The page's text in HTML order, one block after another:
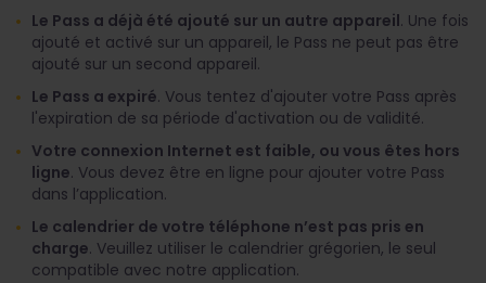
Le Pass a déjà été ajouté sur un autre appareil. Une fois
ajouté et activé sur un appareil, le Pass ne peut pas être
ajouté sur un second appareil.
Le Pass a expiré. Vous tentez d'ajouter votre Pass après
l'expiration de sa période d'activation ou de validité.
Votre connexion Internet est faible, ou vous êtes hors
ligne. Vous devez être en ligne pour ajouter votre Pass
dans l’application.
Le calendrier de votre téléphone n’est pas pris en
charge. Veuillez utiliser le calendrier grégorien, le seul
compatible avec notre application.